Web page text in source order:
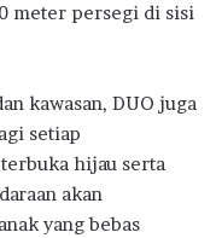
meter persegi di sisi
kawasan, DUO juga
setiap
hijau serta
akan
yang bebas